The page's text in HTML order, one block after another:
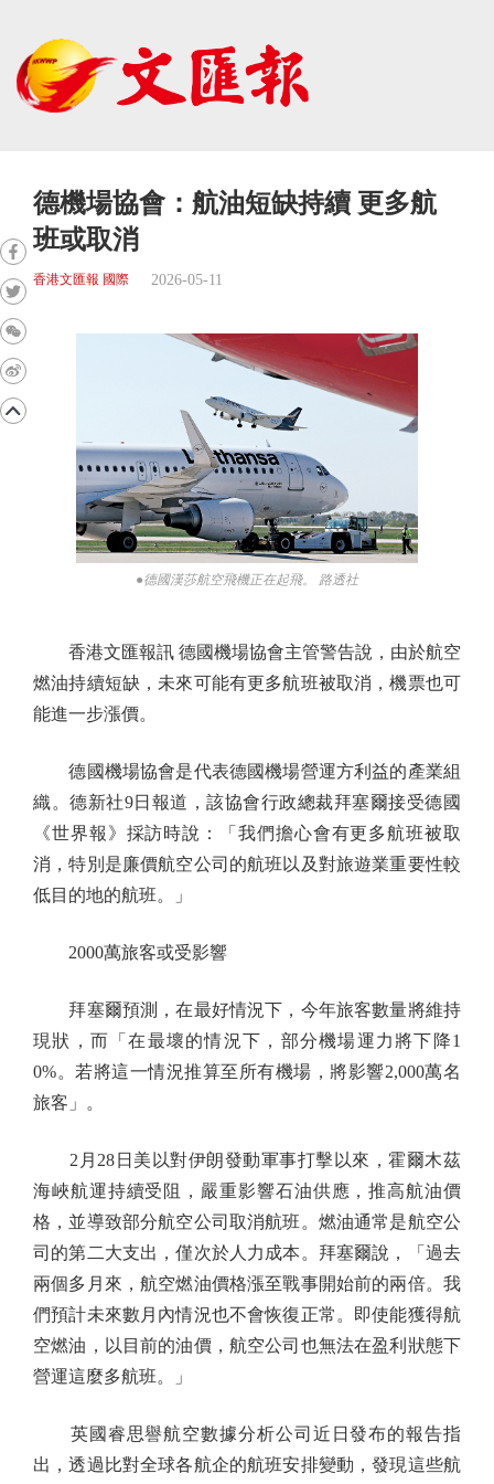
德機場協會：航油短缺持續 更多航
班或取消
香港文匯報 國際 2026-05-11
●德國漢莎航空飛機正在起飛。 路透社
香港文匯報訊 德國機場協會主管警告說，由於航空
燃油持續短缺，未來可能有更多航班被取消，機票也可
能進一步漲價。
德國機場協會是代表德國機場營運方利益的產業組
織。德新社9日報道，該協會行政總裁拜塞爾接受德國
《世界報》採訪時說：「我們擔心會有更多航班被取
消，特別是廉價航空公司的航班以及對旅遊業重要性較
低目的地的航班。」
2000萬旅客或受影響
拜塞爾預測，在最好情況下，今年旅客數量將維持
現狀，而「在最壞的情況下，部分機場運力將下降1
0%。若將這一情況推算至所有機場，將影響2,000萬名
旅客」。
2月28日美以對伊朗發動軍事打擊以來，霍爾木茲
海峽航運持續受阻，嚴重影響石油供應，推高航油價
格，並導致部分航空公司取消航班。燃油通常是航空公
司的第二大支出，僅次於人力成本。拜塞爾說，「過去
兩個多月來，航空燃油價格漲至戰事開始前的兩倍。我
們預計未來數月內情況也不會恢復正常。即使能獲得航
空燃油，以目前的油價，航空公司也無法在盈利狀態下
營運這麼多航班。」
英國睿思譽航空數據分析公司近日發布的報告指
出，透過比對全球各航企的航班安排變動，發現這些航